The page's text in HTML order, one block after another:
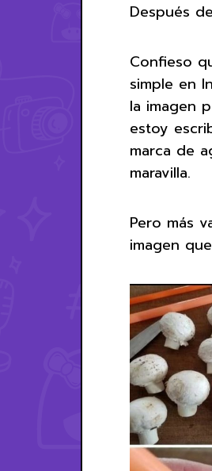
Después
Confieso
simple en
la imagen
estoy
marca de
maravilla.
Pero más
imagen